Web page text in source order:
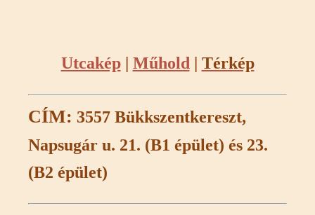
Utcakép| Műhold | Térkép
CÍM: 3557 Bükkszentkereszt,
Napsugár u. 21. (B1 épület) és 23.
(B2 épület)